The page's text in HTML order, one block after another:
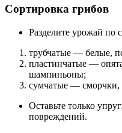
Сортировка грибов
Разделите урожай по
трубчатые — белые,
пластинчатые —
шампиньоны;
сумчатые — сморчки,
Оставьте только
повреждений.